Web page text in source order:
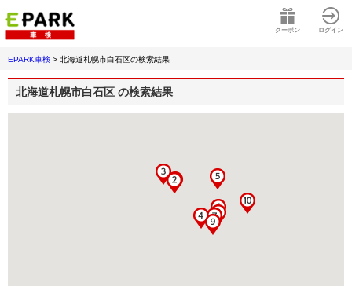
クーポン ログイン
EPARK車検 > 北海道札幌市白石区の検索結果
北海道札幌市白石区 の検索結果